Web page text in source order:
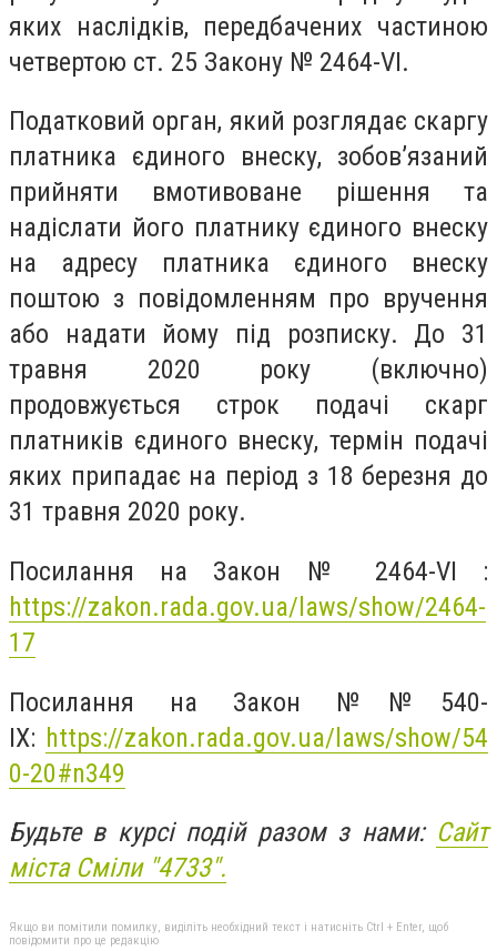
яких наслідків, передбачених частиною
четвертою ст. 25 Закону № 2464-VI.
Податковий орган, який розглядає скаргу
платника єдиного внеску, зобов’язаний
прийняти вмотивоване рішення та
надіслати його платнику єдиного внеску
на адресу платника єдиного внеску
поштою з повідомленням про вручення
або надати йому під розписку. До 31
травня 2020 року (включно)
продовжується строк подачі скарг
платників єдиного внеску, термін подачі
яких припадає на період з 18 березня до
31 травня 2020 року.
Посилання на Закон № 2464-VI :
https://zakon.rada.gov.ua/laws/show/2464-
17
Посилання на Закон №№540-
ІХ: https://zakon.rada.gov.ua/laws/show/54
0-20#n349
Будьте в курсі подій разом з нами: Сайт
міста Сміли "4733".
Якщо ви помітили помилку, виділіть необхідний текст і натисніть Ctrl + Enter, щоб
повідомити про це редакцію